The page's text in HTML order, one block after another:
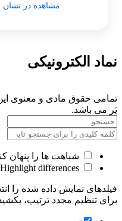
مشاهده در نشان
نماد الکترونیکی
تمامی حقوق مادی و معنوی
پَر می باشد.
شباهت ها را پنهان
Highlight differences
فیلدهای نمایش داده شده را
برای تنظیم مجدد ترتیب، بکشید